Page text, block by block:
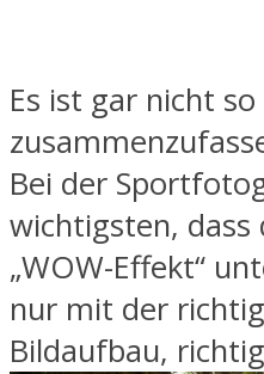
Es ist gar nicht
Bei der
wichtigsten,
„WOW-Effekt“
nur mit der
Bildaufbau,